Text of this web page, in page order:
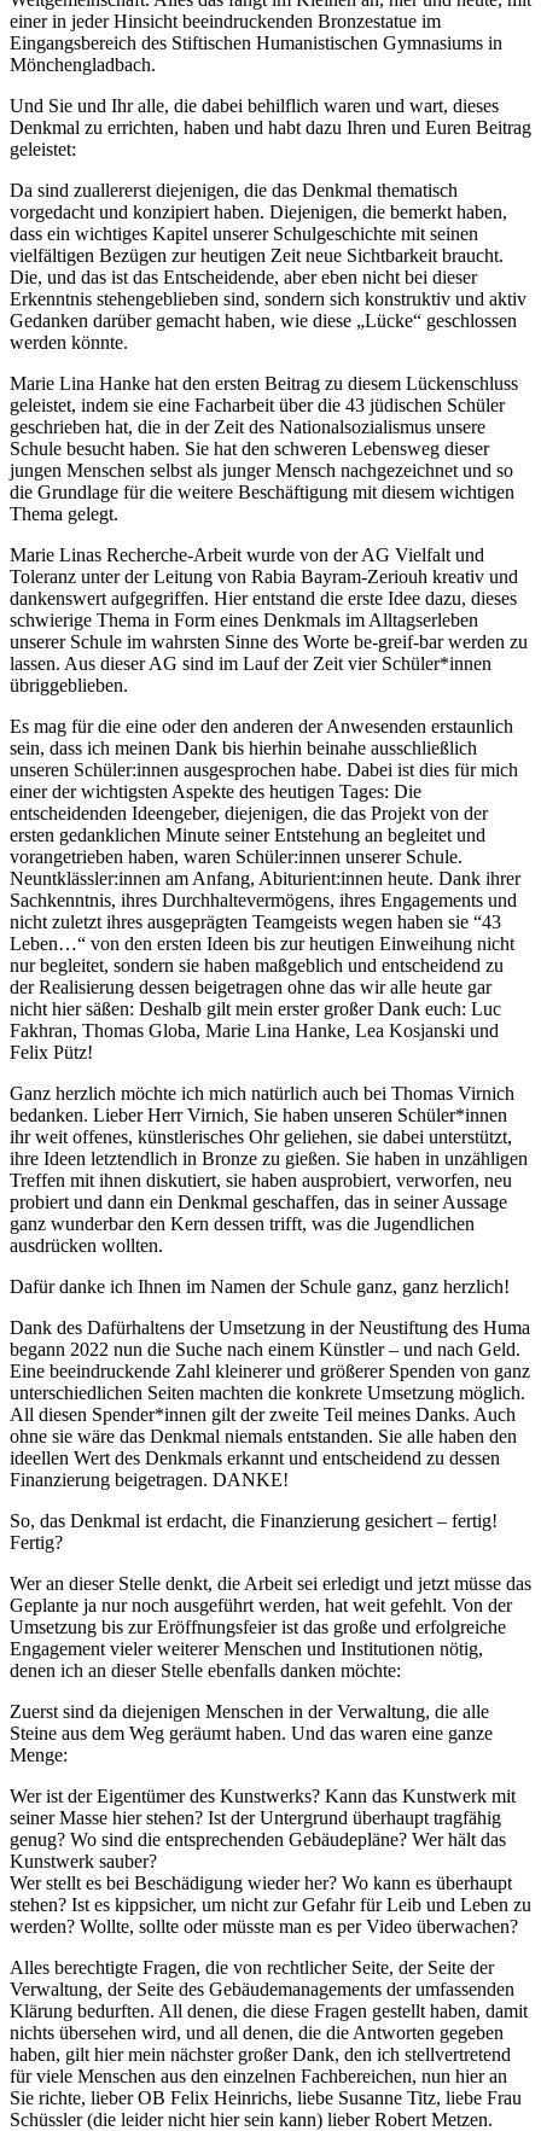
einer in jeder Hinsicht beeindruckenden Bronzestatue im
Eingangsbereich des Stiftischen Humanistischen Gymnasiums in
Mönchengladbach.
Und Sie und Ihr alle, die dabei behilflich waren und wart, dieses
Denkmal zu errichten, haben und habt dazu Ihren und Euren Beitrag
geleistet:
Da sind zuallererst diejenigen, die das Denkmal thematisch
vorgedacht und konzipiert haben. Diejenigen, die bemerkt haben,
dass ein wichtiges Kapitel unserer Schulgeschichte mit seinen
vielfältigen Bezügen zur heutigen Zeit neue Sichtbarkeit braucht.
Die, und das ist das Entscheidende, aber eben nicht bei dieser
Erkenntnis stehengeblieben sind, sondern sich konstruktiv und aktiv
Gedanken darüber gemacht haben, wie diese „Lücke“ geschlossen
werden könnte.
Marie Lina Hanke hat den ersten Beitrag zu diesem Lückenschluss
geleistet, indem sie eine Facharbeit über die 43 jüdischen Schüler
geschrieben hat, die in der Zeit des Nationalsozialismus unsere
Schule besucht haben. Sie hat den schweren Lebensweg dieser
jungen Menschen selbst als junger Mensch nachgezeichnet und so
die Grundlage für die weitere Beschäftigung mit diesem wichtigen
Thema gelegt.
Marie Linas Recherche-Arbeit wurde von der AG Vielfalt und
Toleranz unter der Leitung von Rabia Bayram-Zeriouh kreativ und
dankenswert aufgegriffen. Hier entstand die erste Idee dazu, dieses
schwierige Thema in Form eines Denkmals im Alltagserleben
unserer Schule im wahrsten Sinne des Worte be-greif-bar werden zu
lassen. Aus dieser AG sind im Lauf der Zeit vier Schüler*innen
übriggeblieben.
Es mag für die eine oder den anderen der Anwesenden erstaunlich
sein, dass ich meinen Dank bis hierhin beinahe ausschließlich
unseren Schüler:innen ausgesprochen habe. Dabei ist dies für mich
einer der wichtigsten Aspekte des heutigen Tages: Die
entscheidenden Ideengeber, diejenigen, die das Projekt von der
ersten gedanklichen Minute seiner Entstehung an begleitet und
vorangetrieben haben, waren Schüler:innen unserer Schule.
Neuntklässler:innen am Anfang, Abiturient:innen heute. Dank ihrer
Sachkenntnis, ihres Durchhaltevermögens, ihres Engagements und
nicht zuletzt ihres ausgeprägten Teamgeists wegen haben sie “43
Leben…“ von den ersten Ideen bis zur heutigen Einweihung nicht
nur begleitet, sondern sie haben maßgeblich und entscheidend zu
der Realisierung dessen beigetragen ohne das wir alle heute gar
nicht hier säßen: Deshalb gilt mein erster großer Dank euch: Luc
Fakhran, Thomas Globa, Marie Lina Hanke, Lea Kosjanski und
Felix Pütz!
Ganz herzlich möchte ich mich natürlich auch bei Thomas Virnich
bedanken. Lieber Herr Virnich, Sie haben unseren Schüler*innen
ihr weit offenes, künstlerisches Ohr geliehen, sie dabei unterstützt,
ihre Ideen letztendlich in Bronze zu gießen. Sie haben in unzähligen
Treffen mit ihnen diskutiert, sie haben ausprobiert, verworfen, neu
probiert und dann ein Denkmal geschaffen, das in seiner Aussage
ganz wunderbar den Kern dessen trifft, was die Jugendlichen
ausdrücken wollten.
Dafür danke ich Ihnen im Namen der Schule ganz, ganz herzlich!
Dank des Dafürhaltens der Umsetzung in der Neustiftung des Huma
begann 2022 nun die Suche nach einem Künstler – und nach Geld.
Eine beeindruckende Zahl kleinerer und größerer Spenden von ganz
unterschiedlichen Seiten machten die konkrete Umsetzung möglich.
All diesen Spender*innen gilt der zweite Teil meines Danks. Auch
ohne sie wäre das Denkmal niemals entstanden. Sie alle haben den
ideellen Wert des Denkmals erkannt und entscheidend zu dessen
Finanzierung beigetragen. DANKE!
So, das Denkmal ist erdacht, die Finanzierung gesichert – fertig!
Fertig?
Wer an dieser Stelle denkt, die Arbeit sei erledigt und jetzt müsse das
Geplante ja nur noch ausgeführt werden, hat weit gefehlt. Von der
Umsetzung bis zur Eröffnungsfeier ist das große und erfolgreiche
Engagement vieler weiterer Menschen und Institutionen nötig,
denen ich an dieser Stelle ebenfalls danken möchte:
Zuerst sind da diejenigen Menschen in der Verwaltung, die alle
Steine aus dem Weg geräumt haben. Und das waren eine ganze
Menge:
Wer ist der Eigentümer des Kunstwerks? Kann das Kunstwerk mit
seiner Masse hier stehen? Ist der Untergrund überhaupt tragfähig
genug? Wo sind die entsprechenden Gebäudepläne? Wer hält das
Kunstwerk sauber?
Wer stellt es bei Beschädigung wieder her? Wo kann es überhaupt
stehen? Ist es kippsicher, um nicht zur Gefahr für Leib und Leben zu
werden? Wollte, sollte oder müsste man es per Video überwachen?
Alles berechtigte Fragen, die von rechtlicher Seite, der Seite der
Verwaltung, der Seite des Gebäudemanagements der umfassenden
Klärung bedurften. All denen, die diese Fragen gestellt haben, damit
nichts übersehen wird, und all denen, die die Antworten gegeben
haben, gilt hier mein nächster großer Dank, den ich stellvertretend
für viele Menschen aus den einzelnen Fachbereichen, nun hier an
Sie richte, lieber OB Felix Heinrichs, liebe Susanne Titz, liebe Frau
Schüssler (die leider nicht hier sein kann) lieber Robert Metzen.